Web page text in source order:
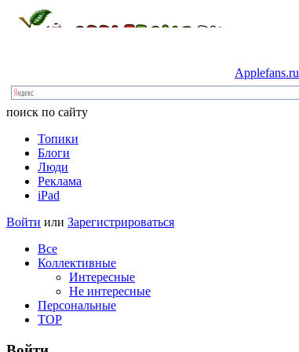
Applefans.ru
поиск по сайту
Топики
Блоги
Люди
Реклама
iPad
Войти или Зарегистрироваться
Все
Коллективные
Интересные
Не интересные
Персональные
TOP